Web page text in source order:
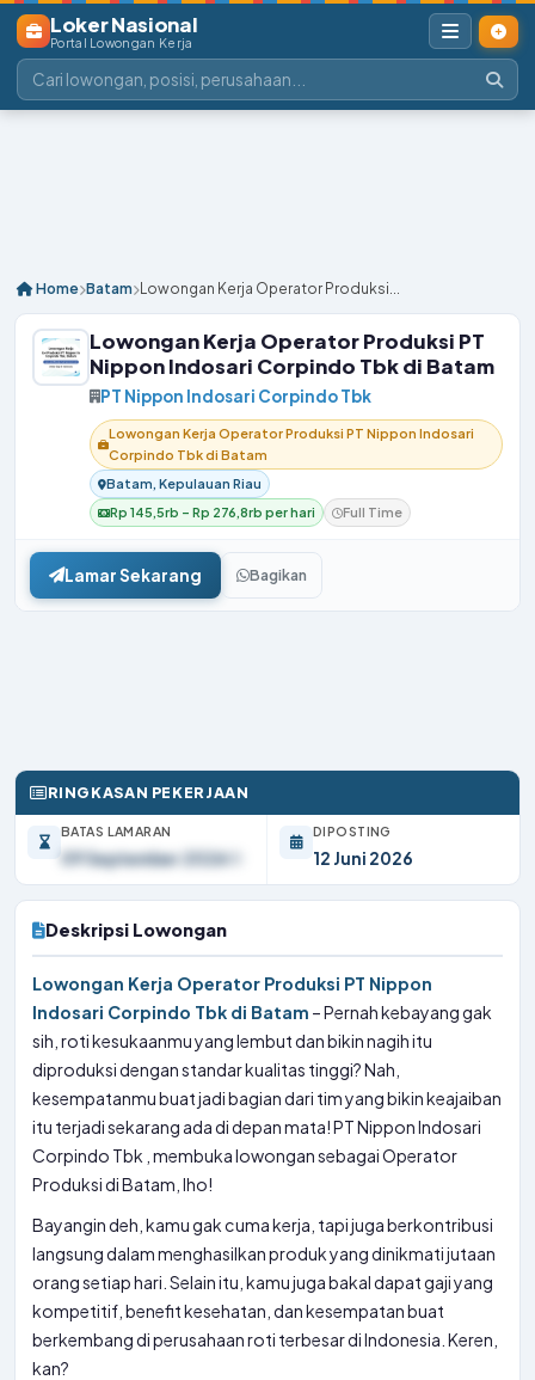
Loker Nasional
Portal Lowongan Kerja
Home Batam Lowongan Kerja Operator Produksi...
Lowongan Kerja Operator Produksi PT
Nippon Indosari Corpindo Tbk di Batam
PT Nippon Indosari Corpindo Tbk
Lowongan Kerja Operator Produksi PT Nippon Indosari
Corpindo Tbk di Batam
Batam, Kepulauan Riau
Rp 145,5rb – Rp 276,8rb per hari
Full Time
Lamar Sekarang Bagikan
RINGKASAN PEKERJAAN
BATAS LAMARAN
09 September 2026
DIPOSTING
12 Juni 2026
Deskripsi Lowongan
Lowongan Kerja Operator Produksi PT Nippon
Indosari Corpindo Tbk di Batam – Pernah kebayang gak
sih, roti kesukaanmu yang lembut dan bikin nagih itu
diproduksi dengan standar kualitas tinggi? Nah,
kesempatanmu buat jadi bagian dari tim yang bikin keajaiban
itu terjadi sekarang ada di depan mata! PT Nippon Indosari
Corpindo Tbk , membuka lowongan sebagai Operator
Produksi di Batam, lho!
Bayangin deh, kamu gak cuma kerja, tapi juga berkontribusi
langsung dalam menghasilkan produk yang dinikmati jutaan
orang setiap hari. Selain itu, kamu juga bakal dapat gaji yang
kompetitif, benefit kesehatan, dan kesempatan buat
berkembang di perusahaan roti terbesar di Indonesia. Keren,
kan?